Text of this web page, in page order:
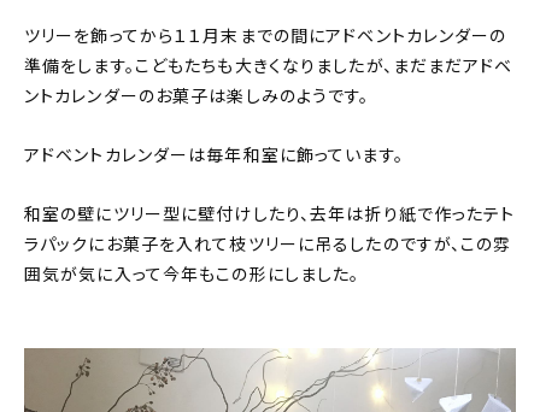
ツリーを飾ってから１１月末までの間にアドベントカレンダーの
準備をします。こどもたちも大きくなりましたが、まだまだアドベ
ントカレンダーのお菓子は楽しみのようです。
アドベントカレンダーは毎年和室に飾っています。
和室の壁にツリー型に壁付けしたり、去年は折り紙で作ったテト
ラパックにお菓子を入れて枝ツリーに吊るしたのですが、この雰
囲気が気に入って今年もこの形にしました。